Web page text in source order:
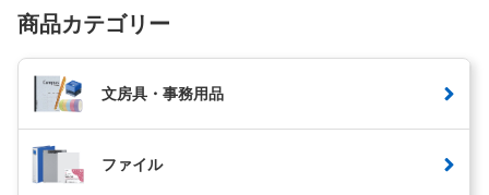
商品カテゴリー
文房具・事務用品
ファイル